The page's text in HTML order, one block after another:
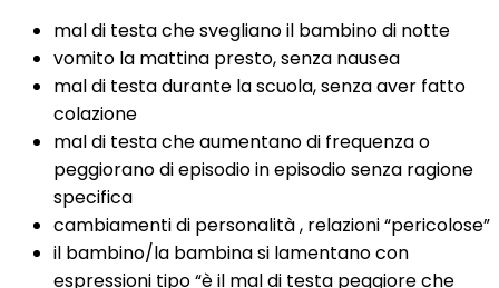
mal di testa che svegliano il bambino di notte
vomito la mattina presto, senza nausea
mal di testa durante la scuola, senza aver fatto
colazione
mal di testa che aumentano di frequenza o
peggiorano di episodio in episodio senza ragione
specifica
cambiamenti di personalità , relazioni “pericolose”
il bambino/la bambina si lamentano con
espressioni tipo “è il mal di testa peggiore che